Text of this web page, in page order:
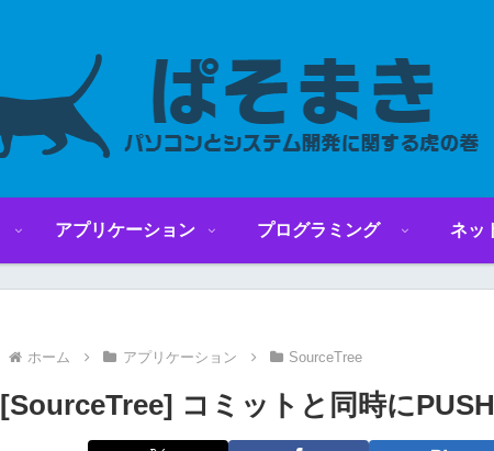
アプリケーション プログラミング ネッ
ホーム アプリケーション SourceTree
[SourceTree] コミットと同時に